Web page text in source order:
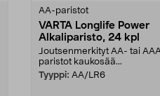
AA-paristot
VARTA Longlife Power
Alkaliparisto, 24 kpl
Joutsenmerkityt AA- tai
paristot kaukosää...
Tyyppi: AA/LR6